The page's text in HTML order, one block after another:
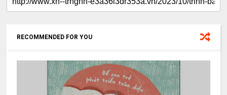
RECOMMENDED FOR YOU